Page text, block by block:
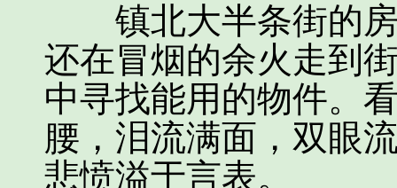
镇北大半条街的房
还在冒烟的余火走到
中寻找能用的物件。
腰，泪流满面，双眼
悲愤溢于言表。